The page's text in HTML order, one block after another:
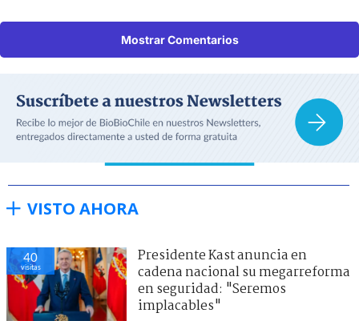
Mostrar Comentarios
VISTO AHORA
40
visitas
Presidente Kast anuncia en
cadena nacional su megarreforma
en seguridad: "Seremos
implacables"